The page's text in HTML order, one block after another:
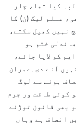
کیا تھا، چار
مسلم لیگ (ن) کا
نہیں کھیل سکتے،
ہے تو 90 فیصد دھاندلی ختم ہو
کو لایا جائے،
آنے دی۔عمران
ہونے سے لوگ
کوئی طاقت ور جرم
بھی قانون توڑنے
انصاف ہے وہاں